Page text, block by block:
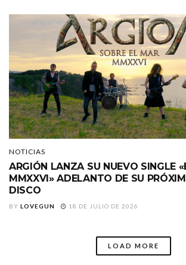
NOTICIAS
ARGIÓN LANZA SU NUEVO SINGLE
MMXXVI» ADELANTO DE SU
DISCO
BY LOVEGUN 18 DE JULIO DE 2026
LOAD MORE